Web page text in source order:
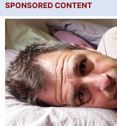
SPONSORED CONTENT